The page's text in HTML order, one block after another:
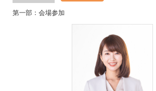
第一部：会場参加